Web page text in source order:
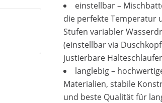
einstellbar –
die perfekte Temperatur
Stufen variabler
(einstellbar via
justierbare
langlebig –
Materialien, stabile
und beste Qualität für